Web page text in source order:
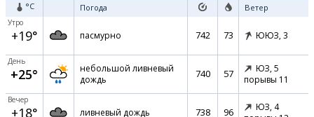
°C Погода Ветер
Утро
+19° пасмурно 742 73 ЮЮЗ, 3
День
+25°
небольшой ливневый
дождь
740 57 ЮЗ, 5
порывы 11
Вечер
+18° ливневый дождь 738 96 ЮЗ, 4